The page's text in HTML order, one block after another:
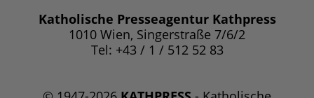
Katholische Presseagentur Kathpress
1010 Wien, Singerstraße 7/6/2
Tel: +43 / 1 / 512 52 83